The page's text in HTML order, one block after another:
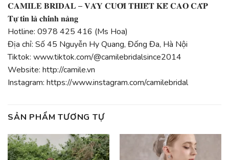
𝐂𝐀𝐌𝐈𝐋𝐄 𝐁𝐑𝐈𝐃𝐀𝐋 – 𝐕𝐀́𝐘 𝐂𝐔̛𝐎̛́𝐈 𝐓𝐇𝐈𝐄̂́𝐓 𝐊𝐄̂́ 𝐂𝐀𝐎 𝐂𝐀̂́𝐏
𝐓𝐮̛̣ 𝐭𝐢𝐧 𝐥𝐚̀ 𝐜𝐡𝐢́𝐧𝐡 𝐧𝐚̀𝐧𝐠
Hotline: 0978 425 416 (Ms Hoa)
Địa chỉ: Số 45 Nguyễn Hy Quang, Đống Đa, Hà Nội
Tiktok: www.tiktok.com/@camilebridalsince2014
Website: http://camile.vn
Instagram: https://www.instagram.com/camilebridal
SẢN PHẨM TƯƠNG TỰ